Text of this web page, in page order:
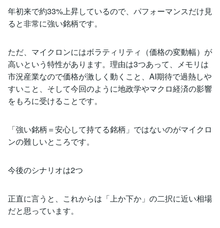
年初来で約33%上昇しているので、パフォーマンスだけ見
ると非常に強い銘柄です。
ただ、マイクロンにはボラティリティ（価格の変動幅）が
高いという特性があります。理由は3つあって、メモリは
市況産業なので価格が激しく動くこと、AI期待で過熱しや
すいこと、そして今回のように地政学やマクロ経済の影響
をもろに受けることです。
「強い銘柄＝安心して持てる銘柄」ではないのがマイクロ
ンの難しいところです。
今後のシナリオは2つ
正直に言うと、これからは「上か下か」の二択に近い相場
だと思っています。